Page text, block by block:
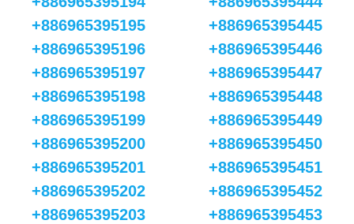
+886965395195
+886965395196
+886965395197
+886965395198
+886965395199
+886965395200
+886965395201
+886965395202
+886965395203
+886965395445
+886965395446
+886965395447
+886965395448
+886965395449
+886965395450
+886965395451
+886965395452
+886965395453